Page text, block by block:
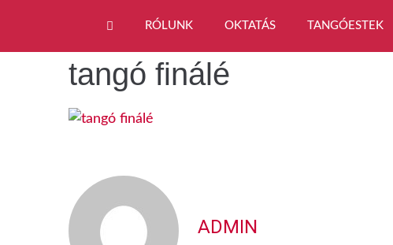
RÓLUNK OKTATÁS TANGÓESTEK
tangó finálé
ADMIN